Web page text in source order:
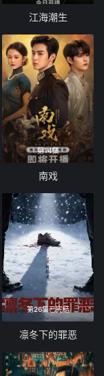
江海潮生
第14集
南戏
第26集已完结
凛冬下的罪恶